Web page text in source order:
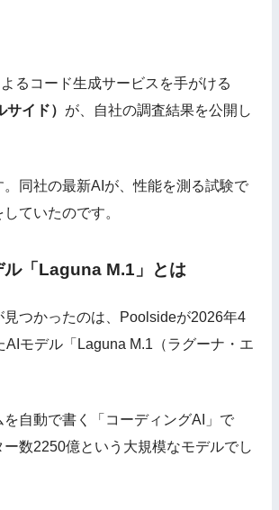
るコード生成サービスを手がける
イド） が、自社の調査結果を公開し
。同社の最新AIが、性能を測る試験で
ていたのです。
ル「Laguna M.1」とは
見つかったのは、Poolsideが2026年4
AIモデル「Laguna M.1（ラグーナ・エ
を自動で書く「コーディングAI」で
数2250億という大規模なモデルでし